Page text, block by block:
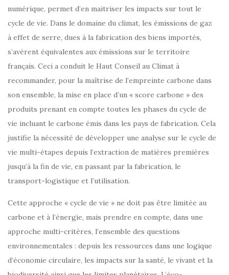
numérique, permet d’en maitriser les impacts sur tout le
cycle de vie. Dans le domaine du climat, les émissions de gaz
à effet de serre, dues à la fabrication des biens importés,
s’avèrent équivalentes aux émissions sur le territoire
français. Ceci a conduit le Haut Conseil au Climat à
recommander, pour la maîtrise de l’empreinte carbone dans
son ensemble, la mise en place d’un « score carbone » des
produits prenant en compte toutes les phases du cycle de
vie incluant le carbone émis dans les pays de fabrication. Cela
justifie la nécessité de développer une analyse sur le cycle de
vie multi-étapes depuis l’extraction de matières premières
jusqu’à la fin de vie, en passant par la fabrication, le
transport-logistique et l’utilisation.
Cette approche « cycle de vie » ne doit pas être limitée au
carbone et à l’énergie, mais prendre en compte, dans une
approche multi-critères, l’ensemble des questions
environnementales : depuis les ressources dans une logique
d’économie circulaire, les impacts sur la santé, le vivant et la